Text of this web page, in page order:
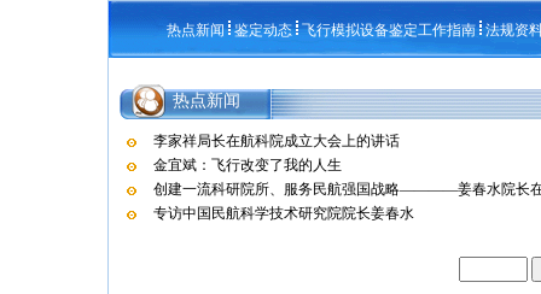
热点新闻 鉴定动态 飞行模拟设备鉴定工作指南 法规资
热点新闻
李家祥局长在航科院成立大会上的讲话
金宜斌：飞行改变了我的人生
创建一流科研院所、服务民航强国战略————姜春水院长
专访中国民航科学技术研究院院长姜春水